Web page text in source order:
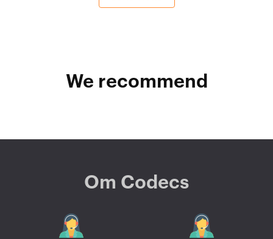
We recommend
Om Codecs